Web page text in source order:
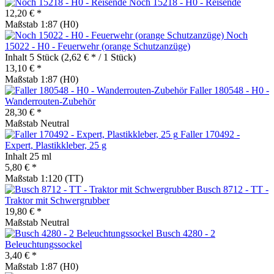
12,20 € *
Maßstab 1:87 (H0)
Noch
15022 - H0 - Feuerwehr (orange Schutzanzüge)
Inhalt 5 Stück (2,62 € * / 1 Stück)
13,10 € *
Maßstab 1:87 (H0)
Faller 180548 - H0 -
Wanderrouten-Zubehör
28,30 € *
Maßstab Neutral
Faller 170492 -
Expert, Plastikkleber, 25 g
Inhalt 25 ml
5,80 € *
Maßstab 1:120 (TT)
Busch 8712 - TT -
Traktor mit Schwergrubber
19,80 € *
Maßstab Neutral
Busch 4280 - 2
Beleuchtungssockel
3,40 € *
Maßstab 1:87 (H0)